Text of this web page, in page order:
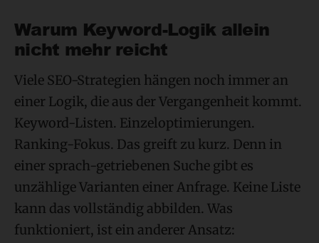
Warum Keyword-Logik allein
nicht mehr reicht
Viele SEO-Strategien hängen noch immer an
einer Logik, die aus der Vergangenheit kommt.
Keyword-Listen. Einzeloptimierungen.
Ranking-Fokus. Das greift zu kurz. Denn in
einer sprach-getriebenen Suche gibt es
unzählige Varianten einer Anfrage. Keine Liste
kann das vollständig abbilden. Was
funktioniert, ist ein anderer Ansatz: